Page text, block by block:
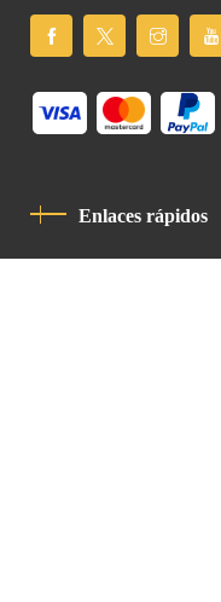
Enlaces rápidos